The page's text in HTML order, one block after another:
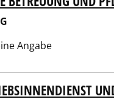
Angabe